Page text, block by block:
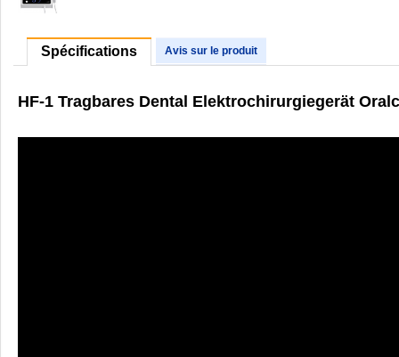
Spécifications Avis sur le produit
HF-1 Tragbares Dental Elektrochirurgiegerät